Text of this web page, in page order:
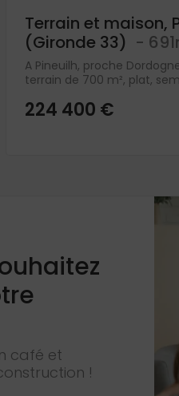
Terrain et maison,
(Gironde 33) -
A Pineuilh, proche
terrain de 700 m², plat,
224 400 €
café et
!